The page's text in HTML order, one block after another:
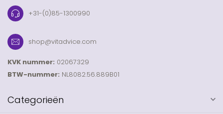
+31-(0)85-1300990
shop@vitadvice.com
KVK nummer: 02067329
BTW-nummer: NL8082.56.889B01
Categorieën